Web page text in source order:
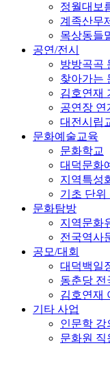
정월대보
계족산무
목상동들
공연/전시
방방곡곡
찾아가는
김호연재
공연장 연
대전시립
문화예술교육
문화학교
대덕문화
지역특성
기초 단위
문화탐방
지역문화
전국역사
공모/대회
대덕백일
동춘당 전
김호연재
기타 사업
인문학 강
문화원 직